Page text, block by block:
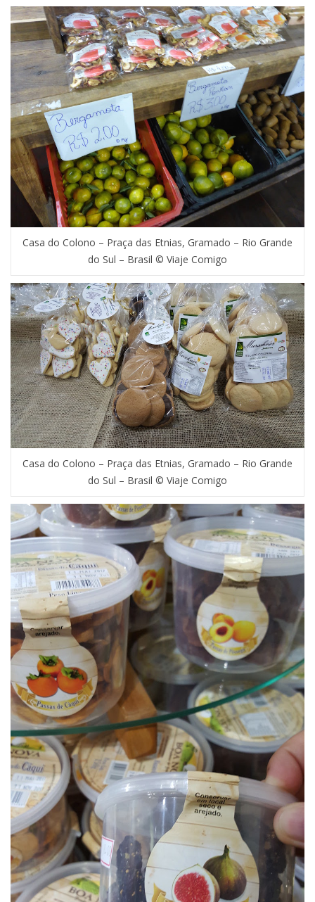
Casa do Colono – Praça das Etnias, Gramado – Rio Grande
do Sul – Brasil © Viaje Comigo
Casa do Colono – Praça das Etnias, Gramado – Rio Grande
do Sul – Brasil © Viaje Comigo